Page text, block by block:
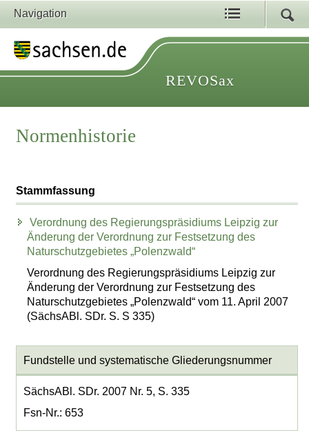
Navigation
REVOSax
Normenhistorie
Stammfassung
Verordnung des Regierungspräsidiums Leipzig zur
Änderung der Verordnung zur Festsetzung des
Naturschutzgebietes „Polenzwald“
Verordnung des Regierungspräsidiums Leipzig zur
Änderung der Verordnung zur Festsetzung des
Naturschutzgebietes „Polenzwald“ vom 11. April 2007
(SächsABl. SDr. S. S 335)
Fundstelle und systematische Gliederungsnummer
SächsABl. SDr. 2007 Nr. 5, S. 335
Fsn-Nr.: 653